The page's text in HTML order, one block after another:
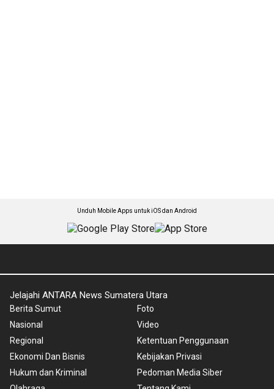
Unduh Mobile Apps untuk iOS dan Android
Jelajahi ANTARA News Sumatera Utara
Berita Sumut
Nasional
Regional
Ekonomi Dan Bisnis
Hukum dan Kriminal
Foto
Video
Ketentuan Penggunaan
Kebijakan Privasi
Pedoman Media Siber